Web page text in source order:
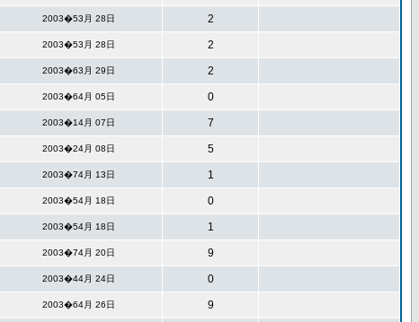
2003�53月 28日 2
2003�53月 28日 2
2003�63月 29日 2
2003�64月 05日 0
2003�14月 07日 7
2003�24月 08日 5
2003�74月 13日 1
2003�54月 18日 0
2003�54月 18日 1
2003�74月 20日 9
2003�44月 24日 0
2003�64月 26日 9